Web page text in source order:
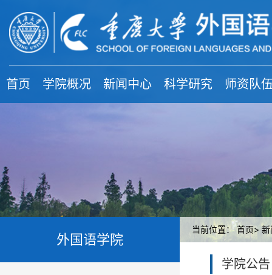
首页 学院概况 新闻中心 科学研究 师资队
外国语学院
当前位置： 首页> 新
学院公告